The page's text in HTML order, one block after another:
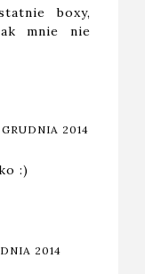
boxy,
mnie nie
2014
:)
2014